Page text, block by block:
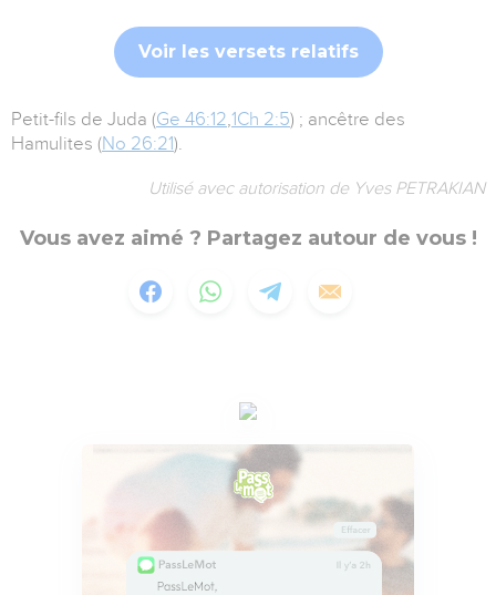
Voir les versets relatifs
Petit-fils de Juda (Ge 46:12,1Ch 2:5) ; ancêtre des
Hamulites (No 26:21).
Utilisé avec autorisation de Yves PETRAKIAN
Vous avez aimé ? Partagez autour de vous !